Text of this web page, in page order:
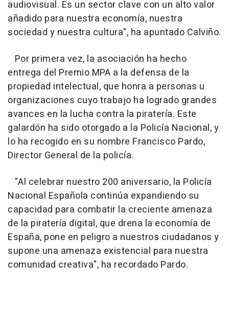
audiovisual. Es un sector clave con un alto valor
añadido para nuestra economía, nuestra
sociedad y nuestra cultura", ha apuntado Calviño.
Por primera vez, la asociación ha hecho
entrega del Premio MPA a la defensa de la
propiedad intelectual, que honra a personas u
organizaciones cuyo trabajo ha logrado grandes
avances en la lucha contra la piratería. Este
galardón ha sido otorgado a la Policía Nacional, y
lo ha recogido en su nombre Francisco Pardo,
Director General de la policía.
"Al celebrar nuestro 200 aniversario, la Policía
Nacional Española continúa expandiendo su
capacidad para combatir la creciente amenaza
de la piratería digital, que drena la economía de
España, pone en peligro a nuestros ciudadanos y
supone una amenaza existencial para nuestra
comunidad creativa", ha recordado Pardo.